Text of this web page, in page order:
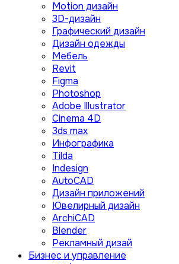
Motion дизайн
3D-дизайн
Графический дизайн
Дизайн одежды
Мебель
Revit
Figma
Photoshop
Adobe Illustrator
Сinema 4D
3ds max
Инфографика
Tilda
Indesign
AutoCAD
Дизайн приложений
Ювелирный дизайн
ArchiCAD
Blender
Рекламный дизай
Бизнес и управление